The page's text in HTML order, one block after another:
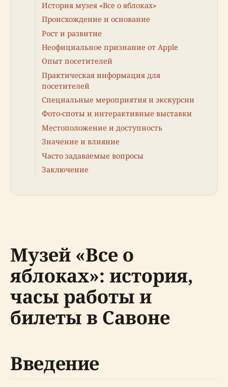
История музея «Все о яблоках»
Происхождение и основание
Рост и развитие
Неофициальное признание от Apple
Опыт посетителей
Практическая информация для
посетителей
Специальные мероприятия и экскурсии
Фото-споты и интерактивные выставки
Местоположение и доступность
Значение и влияние
Часто задаваемые вопросы
Заключение
Музей «Все о
яблоках»: история,
часы работы и
билеты в Савоне
Введение